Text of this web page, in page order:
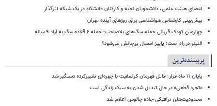
اعضای هیئت علمی، دانشجویان نخبه و کارکنان دانشگاه در یک شبکه‌ اثرگذار
پیش‌بینی کارشناس هواشناسی برای روزهای آینده تهران
چهارمین کودک قربانی حمله سگ‌های بلاصاحب؛ حمله ۶ قلاده سگ به آراد ۹ ساله
النینو در راه است؛ پاییز امسال پرچالش می‌شود؟
پربیننده‌ترین
پایان ۱۱ ماه فرار؛ قاتل قهرمان کراسفیت با چهره‌ای تغییرکرده دستگیر شد
«تجرد قطعی» در حال تبدیل شدن به سبک زندگی است
محدودیت‌های ترافیکی جاده چالوس اعلام شد